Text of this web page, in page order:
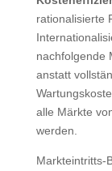
rationalisierte
nachfolgende
anstatt
alle Märkte
werden.
Markteintritts-